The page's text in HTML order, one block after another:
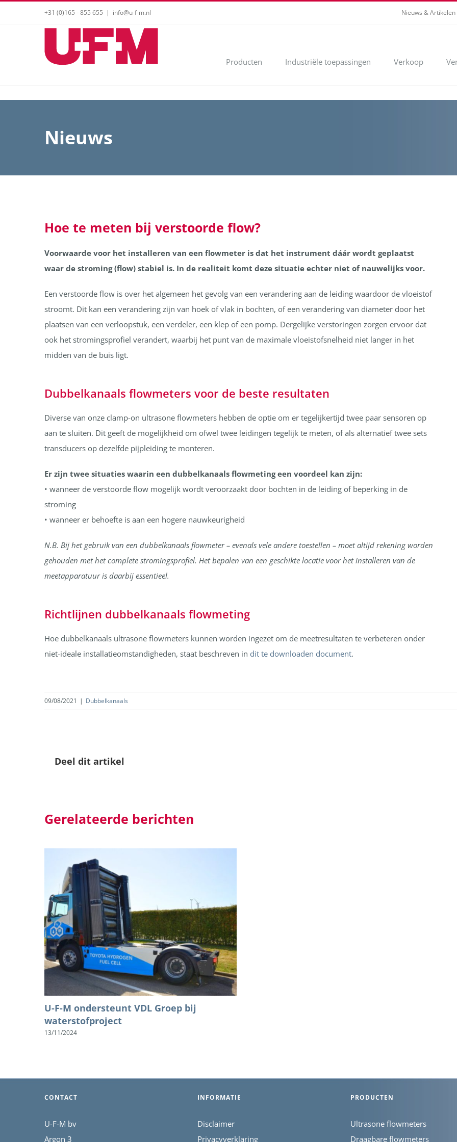
+31 (0)165 - 855 655 | info@u-f-m.nl Nieuws & Artikelen
Producten Industriële toepassingen Verkoop
Nieuws
Hoe te meten bij verstoorde flow?
Voorwaarde voor het installeren van een flowmeter is dat het instrument dáár wordt geplaatst
waar de stroming (flow) stabiel is. In de realiteit komt deze situatie echter niet of nauwelijks voor.
Een verstoorde flow is over het algemeen het gevolg van een verandering aan de leiding waardoor de vloeistof
stroomt. Dit kan een verandering zijn van hoek of vlak in bochten, of een verandering van diameter door het
plaatsen van een verloopstuk, een verdeler, een klep of een pomp. Dergelijke verstoringen zorgen ervoor dat
ook het stromingsprofiel verandert, waarbij het punt van de maximale vloeistofsnelheid niet langer in het
midden van de buis ligt.
Dubbelkanaals flowmeters voor de beste resultaten
Diverse van onze clamp-on ultrasone flowmeters hebben de optie om er tegelijkertijd twee paar sensoren op
aan te sluiten. Dit geeft de mogelijkheid om ofwel twee leidingen tegelijk te meten, of als alternatief twee sets
transducers op dezelfde pijpleiding te monteren.
Er zijn twee situaties waarin een dubbelkanaals flowmeting een voordeel kan zijn:
• wanneer de verstoorde flow mogelijk wordt veroorzaakt door bochten in de leiding of beperking in de
stroming
• wanneer er behoefte is aan een hogere nauwkeurigheid
N.B. Bij het gebruik van een dubbelkanaals flowmeter – evenals vele andere toestellen – moet altijd rekening worden
gehouden met het complete stromingsprofiel. Het bepalen van een geschikte locatie voor het installeren van de
meetapparatuur is daarbij essentieel.
Richtlijnen dubbelkanaals flowmeting
Hoe dubbelkanaals ultrasone flowmeters kunnen worden ingezet om de meetresultaten te verbeteren onder
niet-ideale installatieomstandigheden, staat beschreven in dit te downloaden document.
09/08/2021 | Dubbelkanaals
Deel dit artikel
Gerelateerde berichten
U-F-M ondersteunt VDL Groep bij
waterstofproject
13/11/2024
CONTACT
U-F-M bv
Argon 3
INFORMATIE
Disclaimer
Privacyverklaring
PRODUCTEN
Ultrasone flowmeters
Draagbare flowmeters